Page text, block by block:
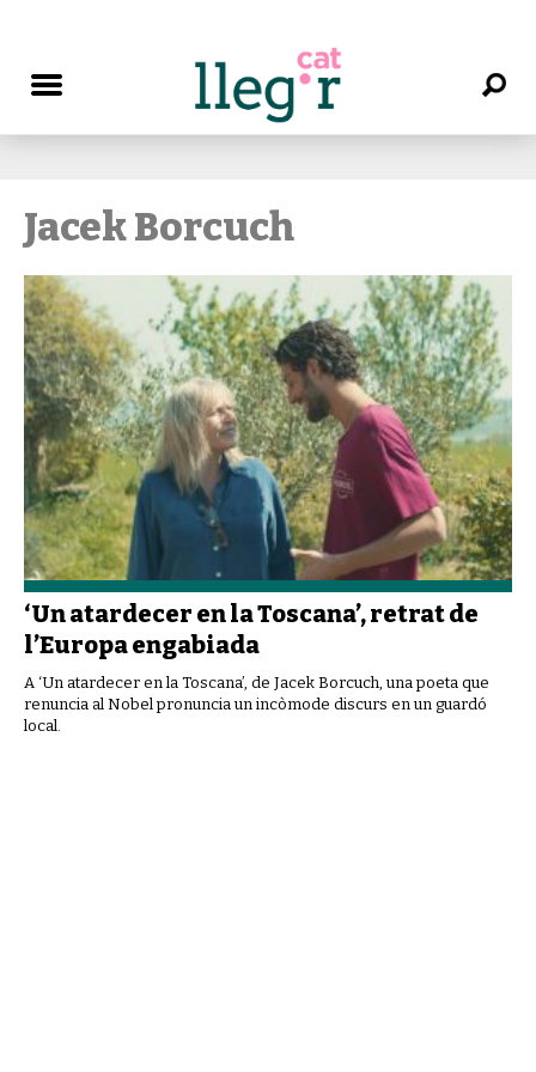
Jacek Borcuch
‘Un atardecer en la Toscana’, retrat de
l’Europa engabiada
A ‘Un atardecer en la Toscana’, de Jacek Borcuch, una poeta que
renuncia al Nobel pronuncia un incòmode discurs en un guardó
local.